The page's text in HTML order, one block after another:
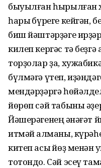
быуылған һырылған
һарыҡ бүреге кейгән,
биш йәштәрҙәге
килеп кергәс тә
торҙолар ҙа,
бүлмәгә үтеп,
мендәрҙәргә
йөрөп сәй табыны
Йәшерәгенең
итмәй ҡалманы,
китеп асыҡ йөҙ менән
тотондо. Сәй эсеү